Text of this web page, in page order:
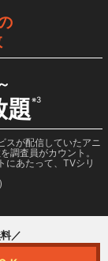
題※3
スが配信していたアニ
調査員がカウント。
にあたって、TVシリ
／